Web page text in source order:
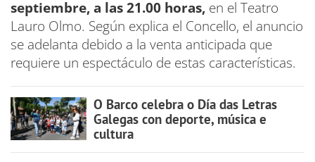
septiembre, a las 21.00 horas, en el Teatro
Lauro Olmo. Según explica el Concello, el anuncio
se adelanta debido a la venta anticipada que
requiere un espectáculo de estas características.
O Barco celebra o Día das Letras
Galegas con deporte, música e
cultura